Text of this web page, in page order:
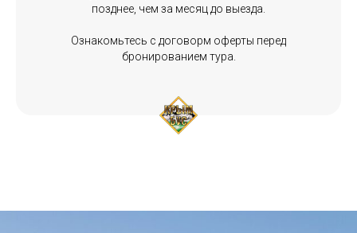
позднее, чем за месяц до выезда.
Ознакомьтесь с договорм оферты перед
бронированием тура.